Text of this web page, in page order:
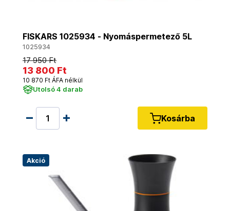
FISKARS 1025934 - Nyomáspermetező 5L
1025934
17 950 Ft
13 800 Ft
10 870 Ft ÁFA nélkül
Utolsó 4 darab
Kosárba
Akció